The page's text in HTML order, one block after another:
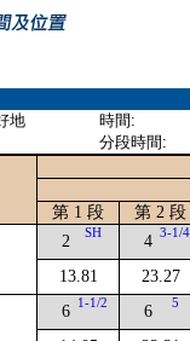
地
時間:
分段時間:
第 1 段
第 2 段
2 SH
13.81
4 3-1/4
23.27
6 1-1/2 6 5